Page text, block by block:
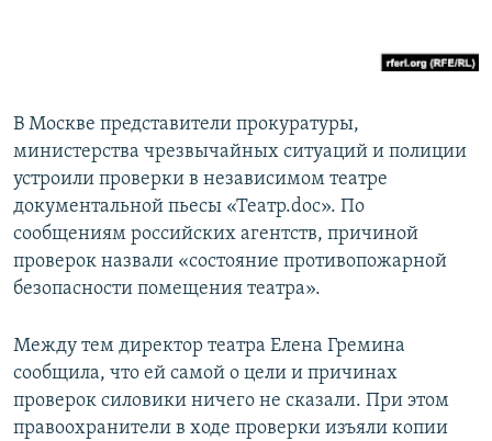
УКРАИНСКАЯ ПРОБЛЕМА КРЫМА
Все сайты RFE/RL
В Москве представители прокуратуры,
министерства чрезвычайных ситуаций и полиции
устроили проверки в независимом театре
документальной пьесы «Театр.doc». По
сообщениям российских агентств, причиной
проверок назвали «состояние противопожарной
безопасности помещения театра».
Между тем директор театра Елена Гремина
сообщила, что ей самой о цели и причинах
проверок силовики ничего не сказали. При этом
правоохранители в ходе проверки изъяли копии